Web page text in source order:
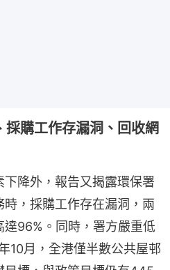
購工作存漏洞、回收網
降外，報告又揭露環保署
，採購工作存在漏洞，兩
96%。同時，署方嚴重低
10月，全港僅半數公共屋邨